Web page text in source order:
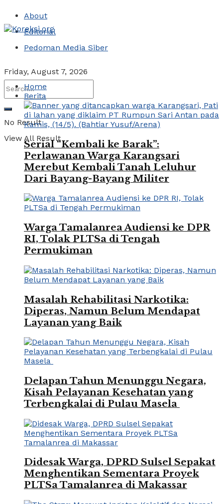
About
Editorial
Pedoman Media Siber
Friday, August 7, 2026
No Result
View All Result
Home
Berita
Serial “Kembali ke Barak”:
Perlawanan Warga Karangsari
Merebut Kembali Tanah Leluhur
Dari Bayang-Bayang Militer
Warga Tamalanrea Audiensi ke DPR
RI, Tolak PLTSa di Tengah
Permukiman
Masalah Rehabilitasi Narkotika:
Diperas, Namun Belum Mendapat
Layanan yang Baik
Delapan Tahun Menunggu Negara,
Kisah Pelayanan Kesehatan yang
Terbengkalai di Pulau Masela
Didesak Warga, DPRD Sulsel Sepakat
Menghentikan Sementara Proyek
PLTSa Tamalanrea di Makassar